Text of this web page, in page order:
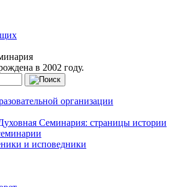
в 2002 году.
организации
Семинария: страницы истории
и исповедники